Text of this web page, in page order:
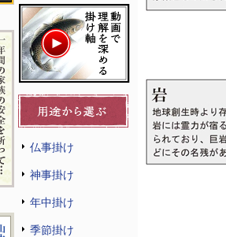
仏事掛け
神事掛け
年中掛け
季節掛け